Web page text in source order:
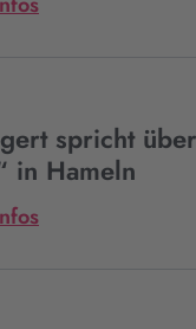
denken“
Gymnasium
in
Altötting
spricht
über
„Gedenken
spricht
in Hameln
Mehr